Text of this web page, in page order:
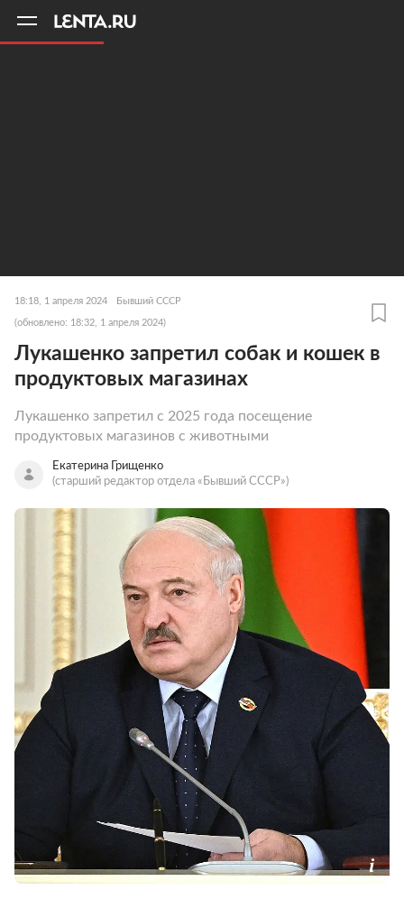
18:18, 1 апреля 2024 Бывший СССР
(обновлено: 18:32, 1 апреля 2024)
Лукашенко запретил собак и кошек в
продуктовых магазинах
Лукашенко запретил с 2025 года посещение
продуктовых магазинов с животными
Екатерина Грищенко
(старший редактор отдела «Бывший СССР»)